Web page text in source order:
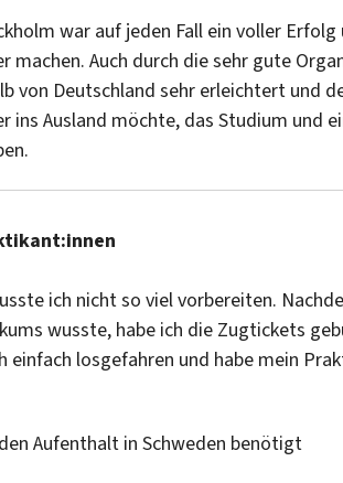
war auf jeden Fall ein voller
machen. Auch durch die sehr gute
von Deutschland sehr erleichtert und
ins Ausland möchte, das Studium und
ich nicht so viel vorbereiten.
wusste, habe ich die Zugtickets
einfach losgefahren und habe mein
Aufenthalt in Schweden benötigt